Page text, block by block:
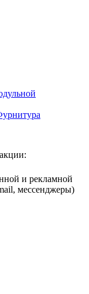
и рекламной
мессенджеры)